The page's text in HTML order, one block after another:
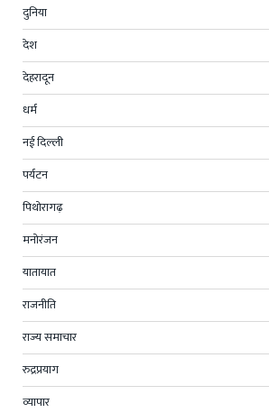
दुनिया
देश
देहरादून
धर्म
नई दिल्ली
पर्यटन
पिथोरागढ़
मनोरंजन
यातायात
राजनीति
राज्य समाचार
रुद्रप्रयाग
व्यापार